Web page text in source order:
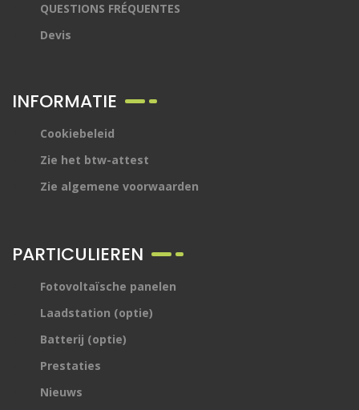
QUESTIONS FRÉQUENTES
Devis
INFORMATIE
Cookiebeleid
Zie het btw-attest
Zie algemene voorwaarden
PARTICULIEREN
Fotovoltaïsche panelen
Laadstation (optie)
Batterij (optie)
Prestaties
Nieuws